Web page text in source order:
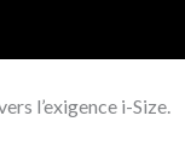
l’exigence i-Size.